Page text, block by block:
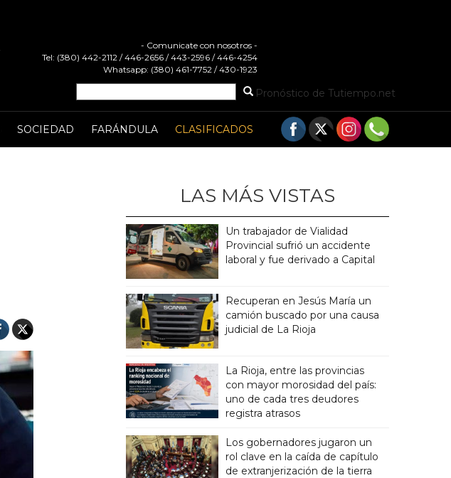
- Comunicate con nosotros -
Tel: (380) 442-2112 / 446-2656 / 443-2596 / 446-4254
Whatsapp: (380) 461-7752 / 430-1923
Pronóstico de Tutiempo.net
SOCIEDAD FARÁNDULA CLASIFICADOS
LAS MÁS VISTAS
Un trabajador de Vialidad
Provincial sufrió un accidente
laboral y fue derivado a Capital
Recuperan en Jesús María un
camión buscado por una causa
judicial de La Rioja
La Rioja, entre las provincias
con mayor morosidad del país:
uno de cada tres deudores
registra atrasos
Los gobernadores jugaron un
rol clave en la caída de capítulo
de extranjerización de la tierra